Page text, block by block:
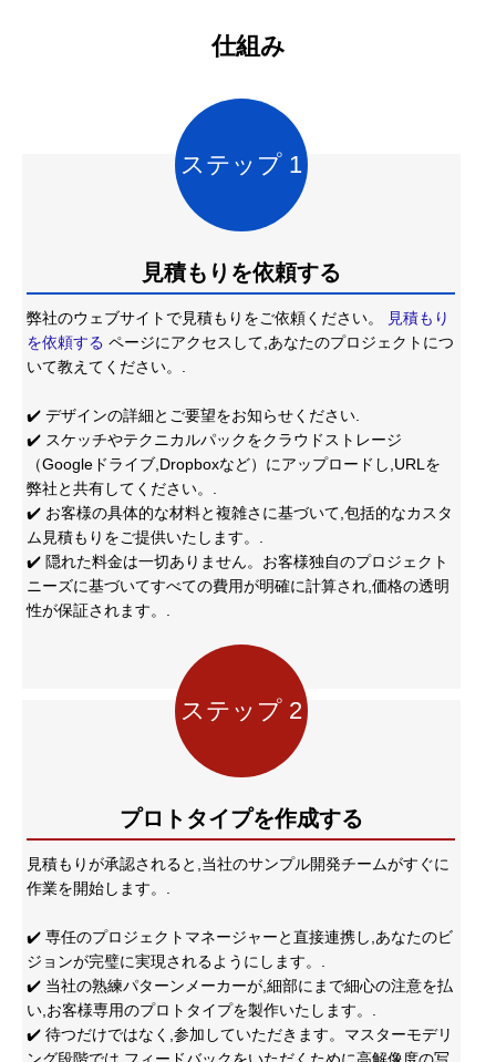
仕組み
ステップ 1
見積もりを依頼する
弊社のウェブサイトで見積もりをご依頼ください。
見積もり
を依頼する ページにアクセスして,あなたのプロジェクトにつ
いて教えてください。.
✔️ デザインの詳細とご要望をお知らせください.
✔️ スケッチやテクニカルパックをクラウドストレージ
（Googleドライブ,Dropboxなど）にアップロードし,URLを
弊社と共有してください。.
✔️ お客様の具体的な材料と複雑さに基づいて,包括的なカスタ
ム見積もりをご提供いたします。.
✔️ 隠れた料金は一切ありません。お客様独自のプロジェクト
ニーズに基づいてすべての費用が明確に計算され,価格の透明
性が保証されます。.
ステップ 2
プロトタイプを作成する
見積もりが承認されると,当社のサンプル開発チームがすぐに
作業を開始します。.
✔️ 専任のプロジェクトマネージャーと直接連携し,あなたのビ
ジョンが完璧に実現されるようにします。.
✔️ 当社の熟練パターンメーカーが,細部にまで細心の注意を払
い,お客様専用のプロトタイプを製作いたします。.
✔️ 待つだけではなく,参加していただきます。マスターモデリ